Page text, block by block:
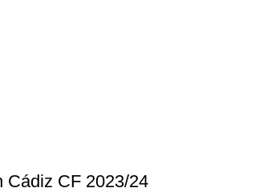
Cádiz CF 2023/24